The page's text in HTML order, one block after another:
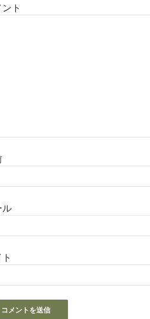
ト
ル